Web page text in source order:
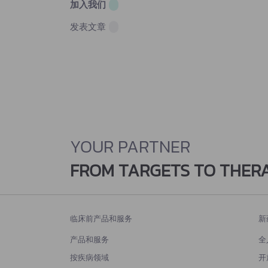
加入我们
发表文章
YOUR PARTNER
FROM TARGETS TO
临床前产品和服务
产品和服务
按疾病领域
全
开